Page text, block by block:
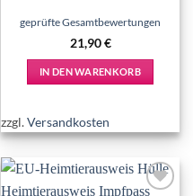
mit5von
geprüfte Gesamtbewertungen
21,90€
IN DEN WARENKORB
zzgl.Versandkosten